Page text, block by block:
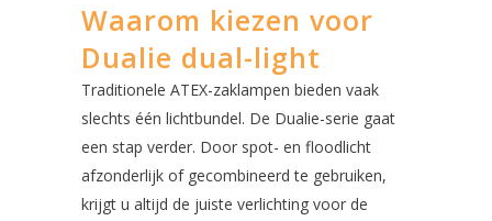
Waarom kiezen voor
Dualie dual-light
Traditionele ATEX-zaklampen bieden vaak
slechts één lichtbundel. De Dualie-serie gaat
een stap verder. Door spot- en floodlicht
afzonderlijk of gecombineerd te gebruiken,
krijgt u altijd de juiste verlichting voor de